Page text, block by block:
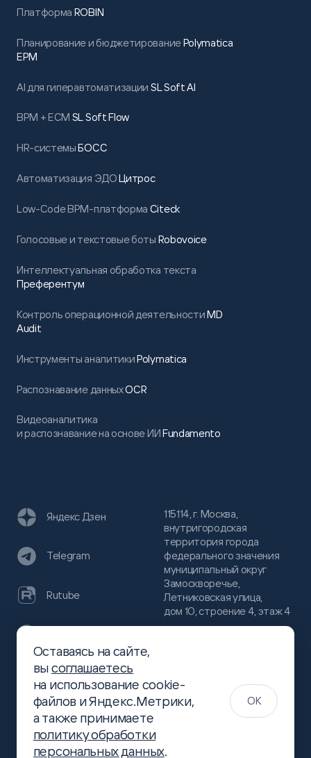
Платформа ROBIN
Планирование и бюджетированиеPolymatica
EPM
AI для гиперавтоматизации SL Soft AI
BPM + ECM SL Soft Flow
HR-системыБОСС
Автоматизация ЭДОЦитрос
Low-Code BPM-платформа Citeck
Голосовые и текстовые боты Robovoice
Интеллектуальная обработка текста
Преферентум
Контроль операционной деятельностиMD
Audit
Инструменты аналитикиPolymatica
Распознавание данныхOCR
Видеоаналитика
и распознавание на основе ИИFundamento
115114, г. Москва,
внутригородская
территория города
федерального значения
муниципальный округ
Замоскворечье,
Летниковская улица,
дом 10, строение 4, этаж 4
(499)
444-16-51
info@slsoft.ru
Яндекс Дзен
Telegram
Rutube
Хабр
Оставаясь на сайте,
высоглашаетесь
на использование cookie-
файлов и Яндекс.Метрики,
а также принимаете
политику обработки
персональных данных.
OK